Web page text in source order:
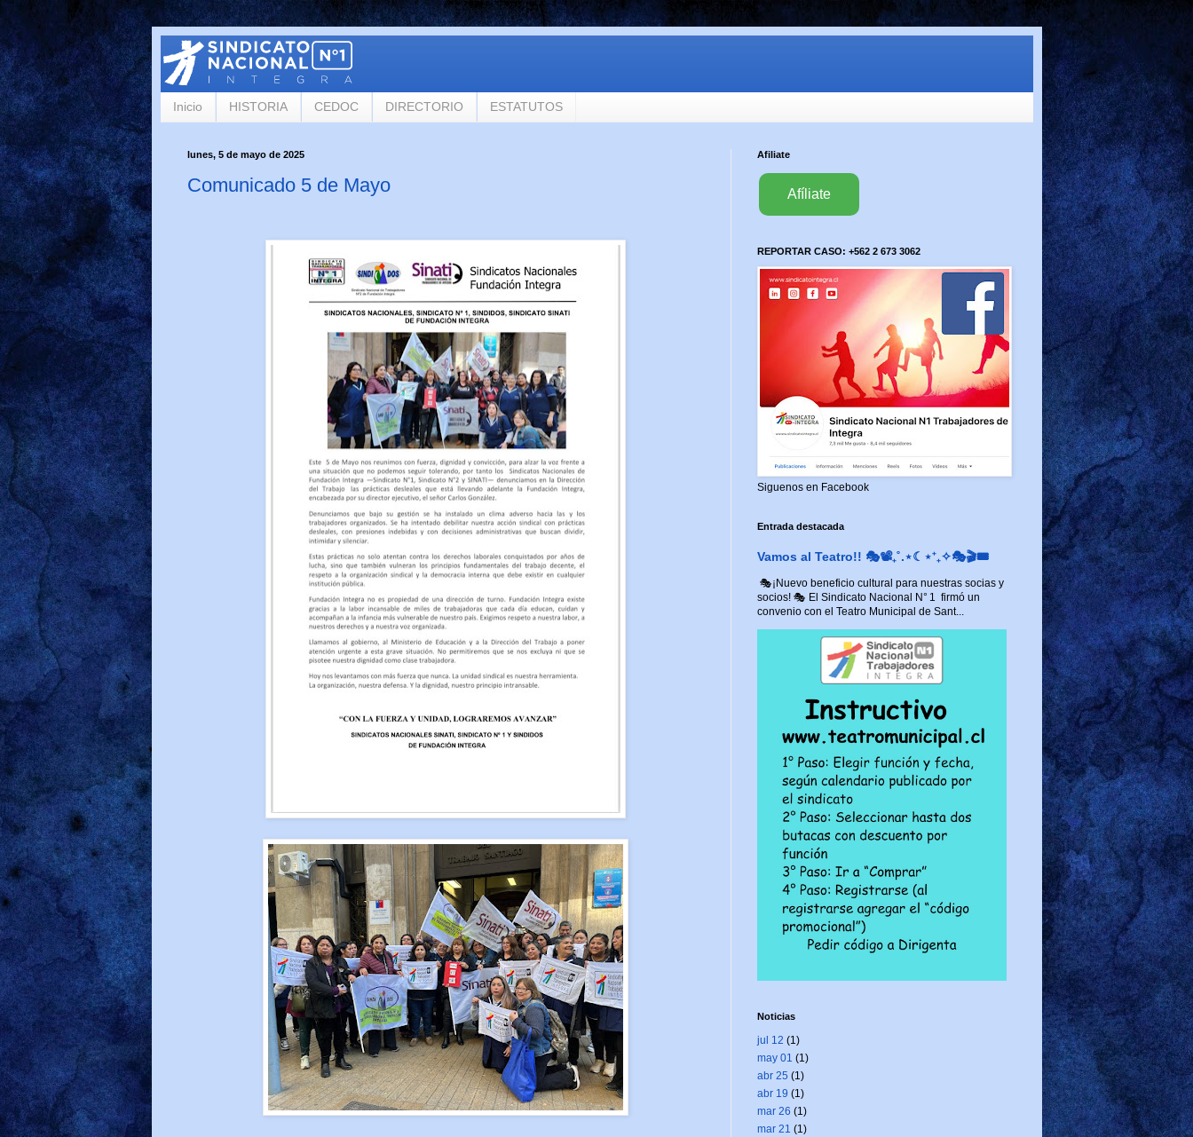
Inicio HISTORIA CEDOC DIRECTORIO ESTATUTOS
lunes, 5 de mayo de 2025
Comunicado 5 de Mayo
Afiliate
Afíliate
REPORTAR CASO: +562 2 673 3062
Siguenos en Facebook
Entrada destacada
Vamos al Teatro!! 🎭📽️₊˚.⋆☾⋆⁺₊✧🎭🎬🎟️
🎭¡Nuevo beneficio cultural para nuestras socias y
socios! 🎭 El Sindicato Nacional N° 1 firmó un
convenio con el Teatro Municipal de Sant...
Noticias
jul 12 (1)
may 01 (1)
abr 25 (1)
abr 19 (1)
mar 26 (1)
mar 21 (1)